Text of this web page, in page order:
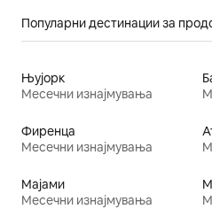
Популарни дестинации за
Њујорк
Месечни изнајмувања
Фиренца
Месечни изнајмувања
Мајами
Месечни изнајмувања